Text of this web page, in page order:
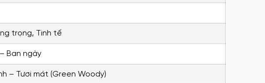
trọng, Tinh tế
Ban ngày
– Tươi mát (Green Woody)